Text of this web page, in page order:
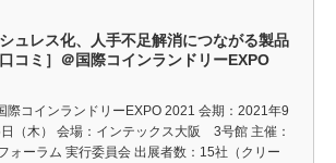
ュレス化、人手不足解消につながる製品
コミ］＠国際コインランドリーEXPO
際コインランドリーEXPO 2021 会期：2021年9
（木） 会場：インテックス大阪 3号館 主催：
ォーラム 実行委員会 出展者数：15社（クリー